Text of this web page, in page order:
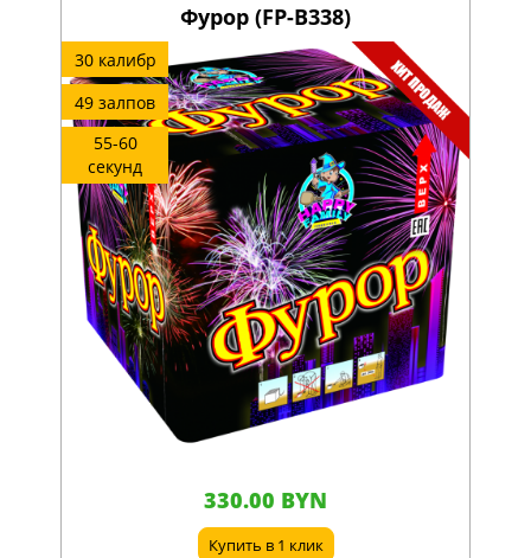
Фурор (FP-B338)
30 калибр
49 залпов
55-60
секунд
330.00 BYN
Купить в 1 клик